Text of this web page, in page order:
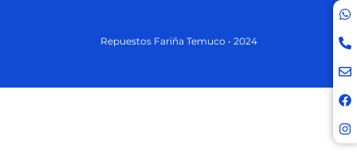
Repuestos Fariña Temuco • 2024